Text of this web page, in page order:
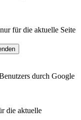
für die aktuelle Seite
durch Google
die aktuelle